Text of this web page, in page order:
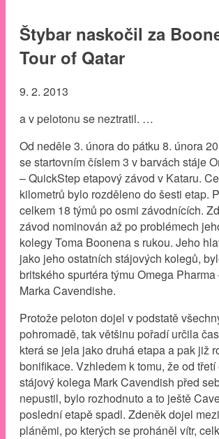
Štybar naskočil za
Tour of Qatar
9. 2. 2013
a v pelotonu se neztratil. …
Od neděle 3. února do pátku 8. února
se startovním číslem 3 v barvách stáje
– QuickStep etapový závod v Kataru.
kilometrů bylo rozděleno do šesti etap.
celkem 18 týmů po osmi závodnících.
závod nominován až po problémech
kolegy Toma Boonena s rukou. Jeho
jako jeho ostatních stájových kolegů,
britského spurtéra týmu Omega
Marka Cavendishe.
Protože peloton dojel v podstatě
pohromadě, tak většinu pořadí určila
která se jela jako druhá etapa a pak již
bonifikace. Vzhledem k tomu, že od
stájový kolega Mark Cavendish před
nepustil, bylo rozhodnuto a to ještě
poslední etapě spadl. Zdeněk dojel
pláněmi, po kterých se proháněl vítr,